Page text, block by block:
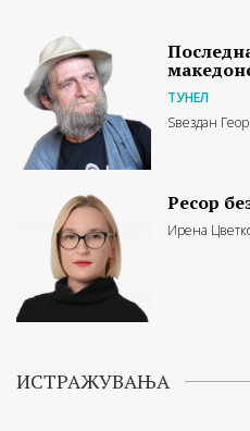
ТУНЕЛ
Ѕвездан
Ресор
Ирена
ИСТРАЖУВАЊА